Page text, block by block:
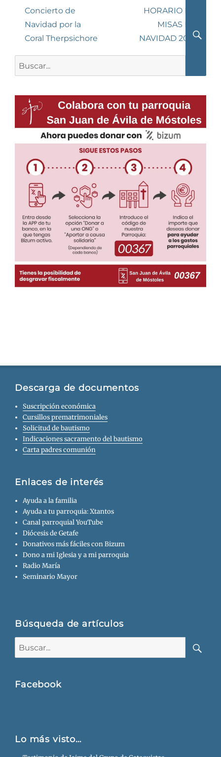
de
entradas
Entrada
anterior:
Concierto de
Navidad por la
Coral Therpsichore
SiguienteHORARIO DE
MISAS EN
NAVIDAD 2018
Descarga de documentos
Suscripción económica
Cursillos prematrimoniales
Solicitud de bautismo
Indicaciones sacramento del bautismo
Carta padres comunión
Enlaces de interés
Ayuda a la familia
Ayuda a tu parroquia: Xtantos
Canal parroquial YouTube
Diócesis de Getafe
Donativos más fáciles con Bizum
Dono a mi Iglesia y a mi parroquia
Radio María
Seminario Mayor
Búsqueda de artículos
Facebook
Lo más visto…